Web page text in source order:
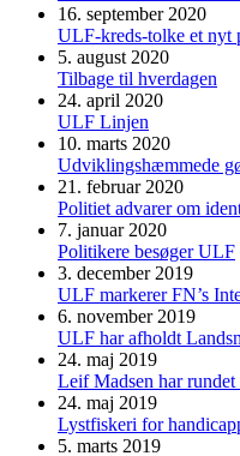
16. september 2020
ULF-kreds-tolke et nyt
5. august 2020
Tilbage til hverdagen
24. april 2020
ULF Linjen
10. marts 2020
Udviklingshæmmede
21. februar 2020
Politiet advarer om
7. januar 2020
Politikere besøger ULF
3. december 2019
ULF markerer FN’s
6. november 2019
ULF har afholdt
24. maj 2019
Leif Madsen har rundet
24. maj 2019
Lystfiskeri for
5. marts 2019